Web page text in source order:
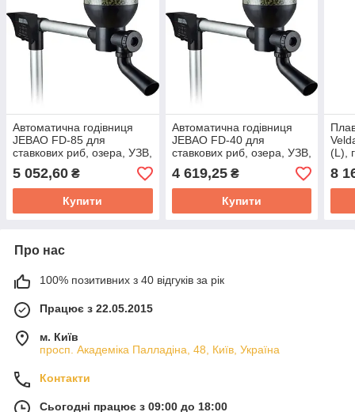
Автоматична годівниця
JEBAO FD-85 для
ставкових риб, озера, УЗВ,
водойми, ставка
5 052,60 ₴
Купити
Автоматична годівниця
JEBAO FD-40 для
ставкових риб, озера, УЗВ,
водойми, ставка
4 619,25₴
Купити
(L),
коі,
8
Про нас
100% позитивних з 40 відгуків за рік
Працює з 22.05.2015
м. Київ
просп. Академіка Палладіна, 48, Київ, Україна
Контакти
Сьогодні працює з 09:00 до 18:00